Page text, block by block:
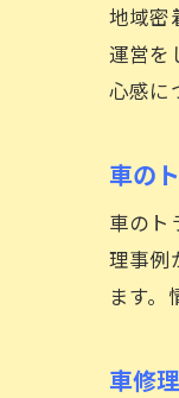
地域密
運営を
心感に
車の
車のト
理事例
ます。
車修